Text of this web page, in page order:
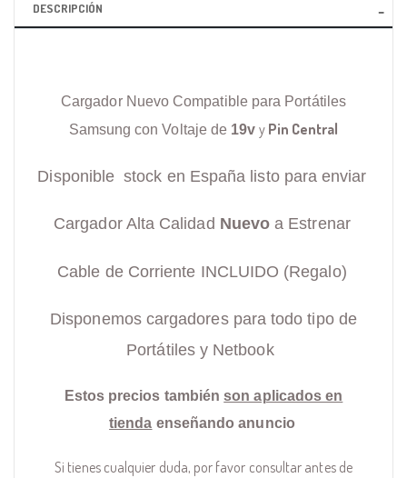
DESCRIPCIÓN
Cargador Nuevo Compatible para Portátiles
Samsung con Voltaje de 19v y Pin Central
Disponible stock en España listo para enviar
Cargador Alta Calidad Nuevo a Estrenar
Cable de Corriente INCLUIDO (Regalo)
Disponemos cargadores para todo tipo de
Portátiles y Netbook
Estos precios también son aplicados en
tienda enseñando anuncio
Si tienes cualquier duda, por favor consultar antes de